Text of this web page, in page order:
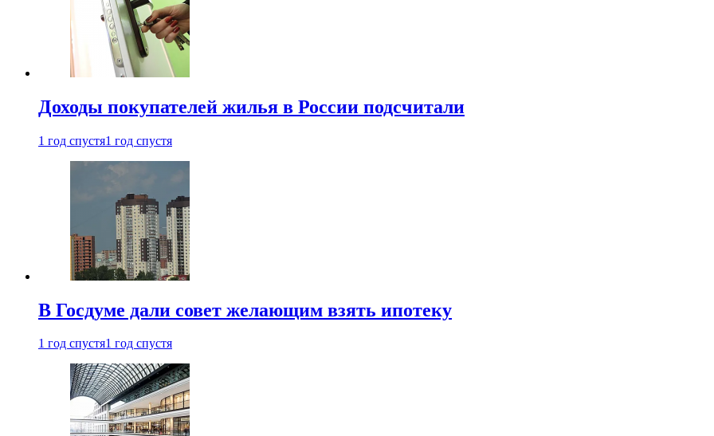
Доходы покупателей жилья в России подсчитали
1 год спустя1 год спустя
В Госдуме дали совет желающим взять ипотеку
1 год спустя1 год спустя